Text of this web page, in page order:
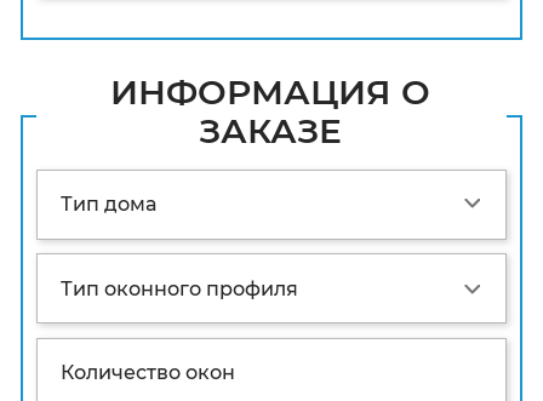
ИНФОРМАЦИЯ О
ЗАКАЗЕ